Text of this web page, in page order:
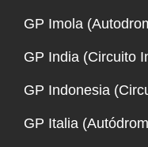
GP Imola
GP India (Circuito
GP Indonesia
GP Italia